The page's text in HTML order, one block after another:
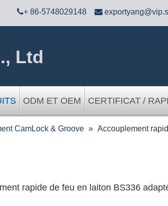
+ 86-5748029148 
Ltd
ODM ET OEM CERTIFICAT /
CamLock & Groove » Accouplement
rapide de feu en laiton BS336